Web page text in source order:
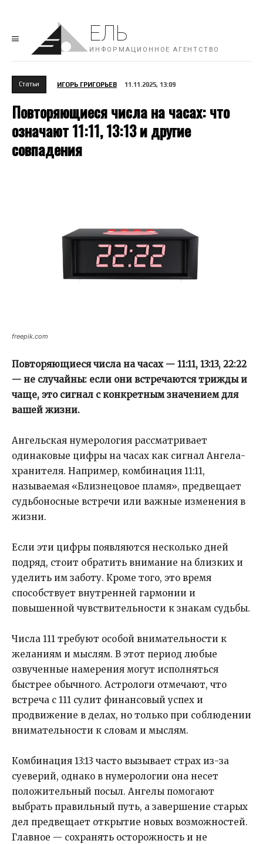
ЕЛЬ
ИНФОРМАЦИОННОЕ АГЕНТСТВО
Cтатьи ИГОРЬ ГРИГОРЬЕВ 11.11.2025, 13:09
Повторяющиеся числа на часах: что
означают 11:11, 13:13 и другие
совпадения
freepik.com
Повторяющиеся числа на часах — 11:11, 13:13, 22:22
— не случайны: если они встречаются трижды и
чаще, это сигнал с конкретным значением для
вашей жизни.
Ангельская нумерология рассматривает
одинаковые цифры на часах как сигнал Ангела-
хранителя. Например, комбинация 11:11,
называемая «Близнецовое пламя», предвещает
судьбоносные встречи или важные изменения в
жизни.
Если эти цифры появляются несколько дней
подряд, стоит обратить внимание на близких и
уделить им заботу. Кроме того, это время
способствует внутренней гармонии и
повышенной чувствительности к знакам судьбы.
Числа 111 требуют особой внимательности к
желаниям и мыслям. В этот период любые
озвученные намерения могут исполняться
быстрее обычного. Астрологи отмечают, что
встреча с 111 сулит финансовый успех и
продвижение в делах, но только при соблюдении
внимательности к словам и мыслям.
Комбинация 13:13 часто вызывает страх из-за
суеверий, однако в нумерологии она несет
положительный посыл. Ангелы помогают
выбрать правильный путь, а завершение старых
дел предвещает открытие новых возможностей.
Главное — сохранять осторожность и не